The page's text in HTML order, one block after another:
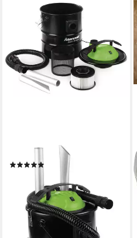
Industriesauger
lieferbar - in 2-3 Werktagen bei dir